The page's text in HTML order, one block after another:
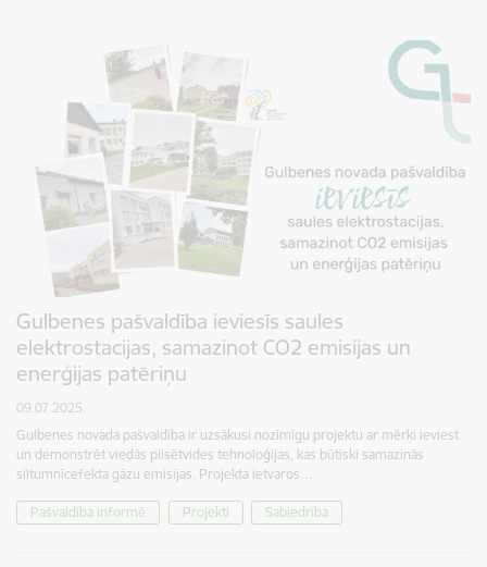
Gulbenes pašvaldība ieviesīs saules
elektrostacijas, samazinot CO2 emisijas un
enerģijas patēriņu
09.07.2025.
Gulbenes novada pašvaldība ir uzsākusi nozīmīgu projektu ar mērķi ieviest
un demonstrēt viedās pilsētvides tehnoloģijas, kas būtiski samazinās
siltumnīcefekta gāzu emisijas. Projekta ietvaros…
Pašvaldība informē Projekti Sabiedrība